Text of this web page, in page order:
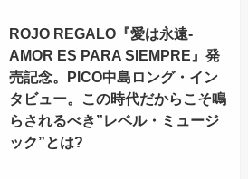
ROJO REGALO『愛は永遠-
AMOR ES PARA SIEMPRE』発
売記念。PICO中島ロング・イン
タビュー。この時代だからこそ鳴
らされるべき”レベル・ミュージ
ック”とは?